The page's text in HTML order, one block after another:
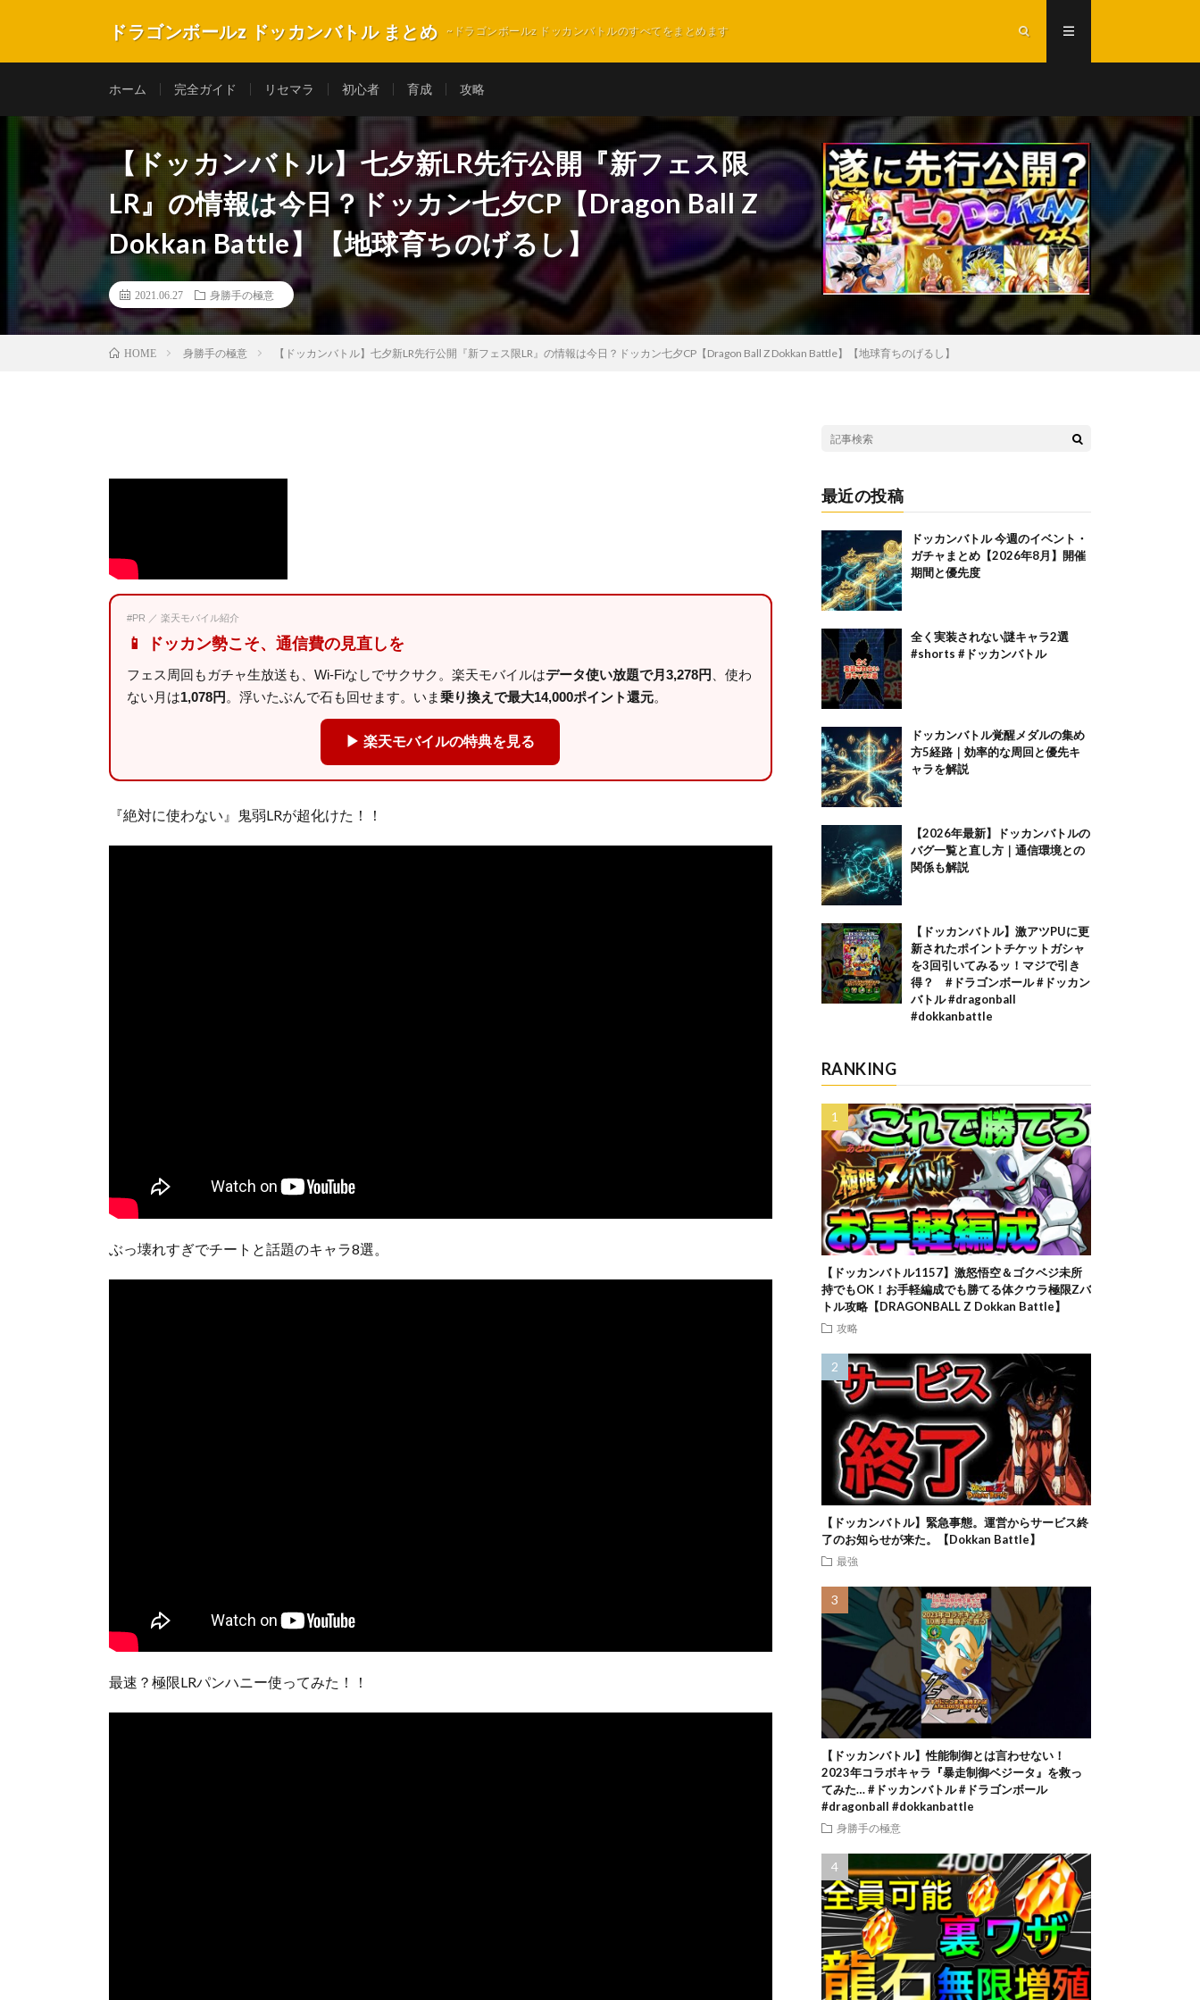
ドラゴンボールz ドッカンバトル まとめ ~ドラゴンボールz ドッカンバトルのすべてをまとめます
ホーム 完全ガイド リセマラ 初心者 育成 攻略
【ドッカンバトル】七夕新LR先行公開『新フェス限
LR』の情報は今日？ドッカン七夕CP【Dragon Ball Z
Dokkan Battle】【地球育ちのげるし】
2021.06.27 身勝手の極意
HOME 身勝手の極意 【ドッカンバトル】七夕新LR先行公開『新フェス限LR』の情報は今日？ドッカン七夕CP【Dragon Ball Z Dokkan Battle】【地球育ちのげるし】
#PR ／ 楽天モバイル紹介
📱 ドッカン勢こそ、通信費の見直しを
フェス周回もガチャ生放送も、Wi-Fiなしでサクサク。楽天モバイルはデータ使い放題で月3,278円
、使わ
ない月は1,078円 。浮いたぶんで石も回せます。いま乗り換えで最大14,000ポイント還元。
▶ 楽天モバイルの特典を見る
『絶対に使わない』鬼弱LRが超化けた！！
ぶっ壊れすぎでチートと話題のキャラ8選。
最速？極限LRパンハニー使ってみた！！
最近の投稿
ドッカンバトル 今週のイベント・
ガチャまとめ【2026年8月】開催
期間と優先度
全く実装されない謎キャラ2選
#shorts #ドッカンバトル
ドッカンバトル覚醒メダルの集め
方5経路｜効率的な周回と優先キ
ャラを解説
【2026年最新】ドッカンバトルの
バグ一覧と直し方｜通信環境との
関係も解説
【ドッカンバトル】激アツPUに更
新されたポイントチケットガシャ
を3回引いてみるッ！マジで引き
得？ #ドラゴンボール #ドッカン
バトル #dragonball
#dokkanbattle
RANKING
【ドッカンバトル1157】激怒悟空＆ゴクベジ未所
持でもOK！お手軽編成でも勝てる体クウラ極限Zバ
トル攻略【DRAGONBALL Z Dokkan Battle】
攻略
【ドッカンバトル】緊急事態。運営からサービス終
了のお知らせが来た。【Dokkan Battle】
最強
【ドッカンバトル】性能制御とは言わせない！
2023年コラボキャラ『暴走制御ベジータ』を救っ
てみた… #ドッカンバトル #ドラゴンボール
#dragonball #dokkanbattle
身勝手の極意